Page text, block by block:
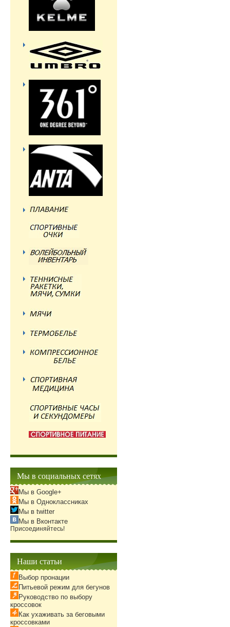
Мы в социальных сетях
Мы в Google+
Мы в Одноклассниках
Мы в twitter
Мы в Вконтакте
Присоединяйтесь!
Наши статьи
Выбор пронации
Питьевой режим для бегунов
Руководство по выбору
кроссовок
Как ухаживать за беговыми
кроссовками